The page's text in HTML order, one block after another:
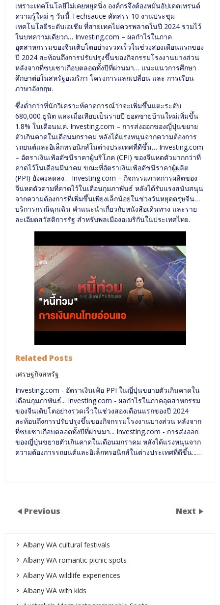
เพราะเทคโนโลยีไม่เคยหยุดนิ่ง องค์กรจึงต้องหมั่นอัปเดตเทรนด์
ความรู้ใหม่ ๆ วันนี้ Techsauce คัดสรร 10 งานประชุม
เทคโนโลยีระดับเอเชีย ที่สายเทคไม่ควรพลาดในปี 2024 รวมไว้
ในบทความเดียวก… Investing.com – ผลกำไรในภาค
อุตสาหกรรมของจีนเติบโตอย่างรวดเร็วในช่วงสองเดือนแรกของ
ปี 2024 สะท้อนถึงการปรับปรุงขึ้นของกิจกรรมโรงงานบางส่วน
หลังจากที่ซบเซาเกือบตลอดทั้งปีที่ผ่านมา… แนะแนวการศึกษา
ศึกษาต่อในสหรัฐอเมริกา โครงการแลกเปลี่ยน และ การเรียน
ภาษาอังกฤษ.
ซึ่งต่ำกว่าที่นักวิเคราะห์คาดการณ์ว่าจะเพิ่มขึ้นแตะระดับ
680,000 ยูนิต และเมื่อเทียบเป็นรายปี ยอดขายบ้านใหม่เพิ่มขึ้น
1.8% ในเดือนม.ค. Investing.com – การส่งออกของญี่ปุ่นขยาย
ตัวเกินคาดในเดือนมกราคม หลังได้แรงหนุนจากความต้องการ
รถยนต์และอิเล็กทรอนิกส์ในต่างประเทศที่ดีขึ้น… Investing.com
– อัตราเงินเฟ้อดัชนีราคาผู้บริโภค (CPI) ของจีนหดตัวมากกว่าที่
คาดไว้ในเดือนมีนาคม ขณะที่อัตราเงินเฟ้อดัชนีราคาผู้ผลิต
(PPI) ยังคงลดลง… Investing.com – กิจกรรมภาคการผลิตของ
จีนหดตัวตามที่คาดไว้ในเดือนกุมภาพันธ์ หลังได้รับแรงสนับสนุน
จากความต้องการที่เพิ่มขึ้นเพียงเล็กน้อยในช่วงวันหยุดตรุษจีน…
บริการกรณ๊ฉุกเฉิน คำแนะนำเกี่ยวกับหนังสือเดินทาง และราย
ละเอียดสวัสดิการรัฐ สำหรับพลเมืองอเมริกันในประเทศไทย.
Related Posts
เศรษฐกิจสหรัฐ
Investing.com - อัตราเงินเฟ้อ PPI ในญี่ปุ่นขยายตัวเกินคาดใน
เดือนกุมภาพันธ์... Investing.com - ผลกำไรในภาคอุตสาหกรรม
ของจีนเติบโตอย่างรวดเร็วในช่วงสองเดือนแรกของปี 2024
สะท้อนถึงการปรับปรุงขึ้นของกิจกรรมโรงงานบางส่วน หลังจาก
ที่ซบเซาเกือบตลอดทั้งปีที่ผ่านมา... Investing.com - การส่งออก
ของญี่ปุ่นขยายตัวเกินคาดในเดือนมกราคม หลังได้แรงหนุนจาก
ความต้องการรถยนต์และอิเล็กทรอนิกส์ในต่างประเทศที่ดีขึ้น...…
Previous Next
Albany WA cultural festivals
Albany WA romantic picnic spots
Albany WA wildlife experiences
Albany WA with kids